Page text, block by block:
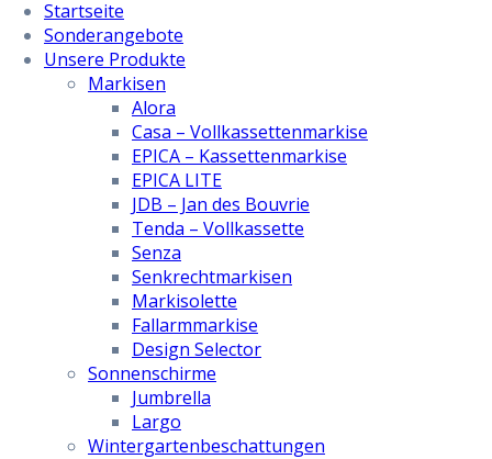
Startseite
Sonderangebote
Unsere Produkte
Markisen
Alora
Casa – Vollkassettenmarkise
EPICA – Kassettenmarkise
EPICA LITE
JDB – Jan des Bouvrie
Tenda – Vollkassette
Senza
Senkrechtmarkisen
Markisolette
Fallarmmarkise
Design Selector
Sonnenschirme
Jumbrella
Largo
Wintergartenbeschattungen